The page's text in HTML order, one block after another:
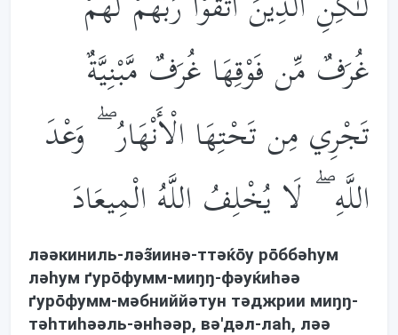
غُرَفٌ مِّن فَوْقِهَا غُرَفٌ مَّبْنِيَّةٌ
تَجْرِي مِن تَحْتِهَا الْأَنْهَارُ ۖ وَعْدَ
اللَّهِ ۖ لَا يُخْلِفُ اللَّهُ الْمِيعَادَ
лəəкиниль-лəз̃иинə-ттəќōу рōббəhум
лəhум ґурōфумм-миŋŋ-фəуќиhəə
ґурōфумм-мəбниййəтун тəджрии миŋŋ-
тəhтиhəəль-əнhəəр, вə'дəл-лаh, лəə